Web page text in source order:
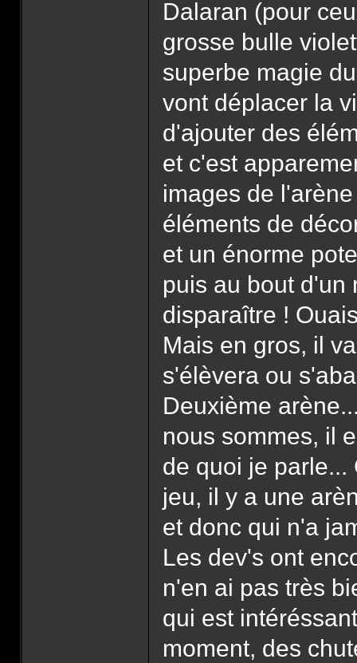
Dalaran (pour
grosse bulle
superbe magie
vont déplacer la
d'ajouter des
et c'est
images de
éléments de
et un énorme
puis au bout d'un
disparaître !
Mais en gros, il
s'élèvera ou
Deuxième
nous sommes, il
de quoi je parle...
jeu, il y a une
et donc qui n'a
Les dev's ont
n'en ai pas très
qui est
moment, des